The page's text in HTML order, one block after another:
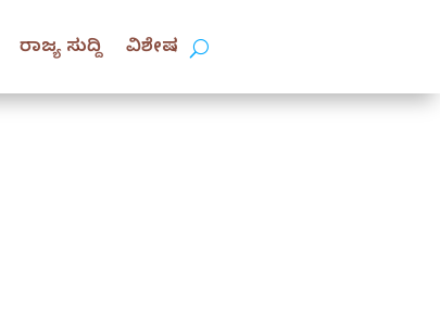
ರಾಜ್ಯ ಸುದ್ದಿ ವಿಶೇಷ